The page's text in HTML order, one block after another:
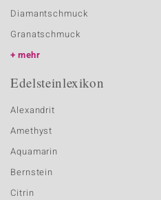
Diamantschmuck
Granatschmuck
mehr
Edelsteinlexikon
Alexandrit
Amethyst
Aquamarin
Bernstein
Citrin